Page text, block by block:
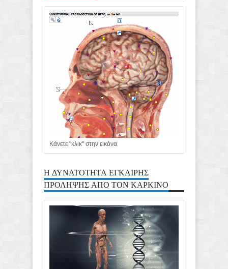
Κάνετε "κλικ" στην εικόνα
Η ΔΥΝΑΤΟΤΗΤΑ ΕΓΚΑΙΡΗΣ
ΠΡΟΛΗΨΗΣ ΑΠΟ ΤΟΝ ΚΑΡΚΙΝΟ